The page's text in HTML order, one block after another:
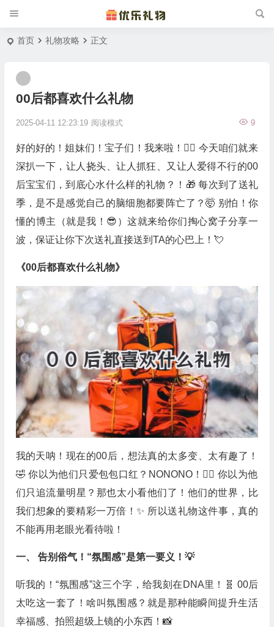
首页 礼物攻略 正文
00后都喜欢什么礼物
2025-04-11 12:23:19 9
阅读模式
好的好的！姐妹们！宝子们！我来啦！🙋‍♀️ 今天咱们就来
深扒一下，让人挠头、让人抓狂、又让人爱得不行的00
后宝宝们，到底心水什么样的礼物？！🎁 每次到了送礼
季，是不是感觉自己的脑细胞都要阵亡了？🤯 别怕！你
懂的博主（就是我！😎）这就来给你们掏心窝子分享一
波，保证让你下次送礼直接送到TA的心巴上！💘
《00后都喜欢什么礼物》
我的天呐！现在的00后，想法真的太多变、太有趣了！
🤣 你以为他们只爱包包口红？NONONO！🙅‍♀️ 你以为他
们只追流量明星？那也太小看他们了！他们的世界，比
我们想象的要精彩一万倍！✨ 所以送礼物这件事，真的
不能再用老眼光看待啦！
一、 告别俗气！“氛围感”是第一要义！💡
听我的！“氛围感”这三个字，给我刻在DNA里！🧬 00后
太吃这一套了！啥叫氛围感？就是那种能瞬间提升生活
幸福感、拍照超级上镜的小东西！📸